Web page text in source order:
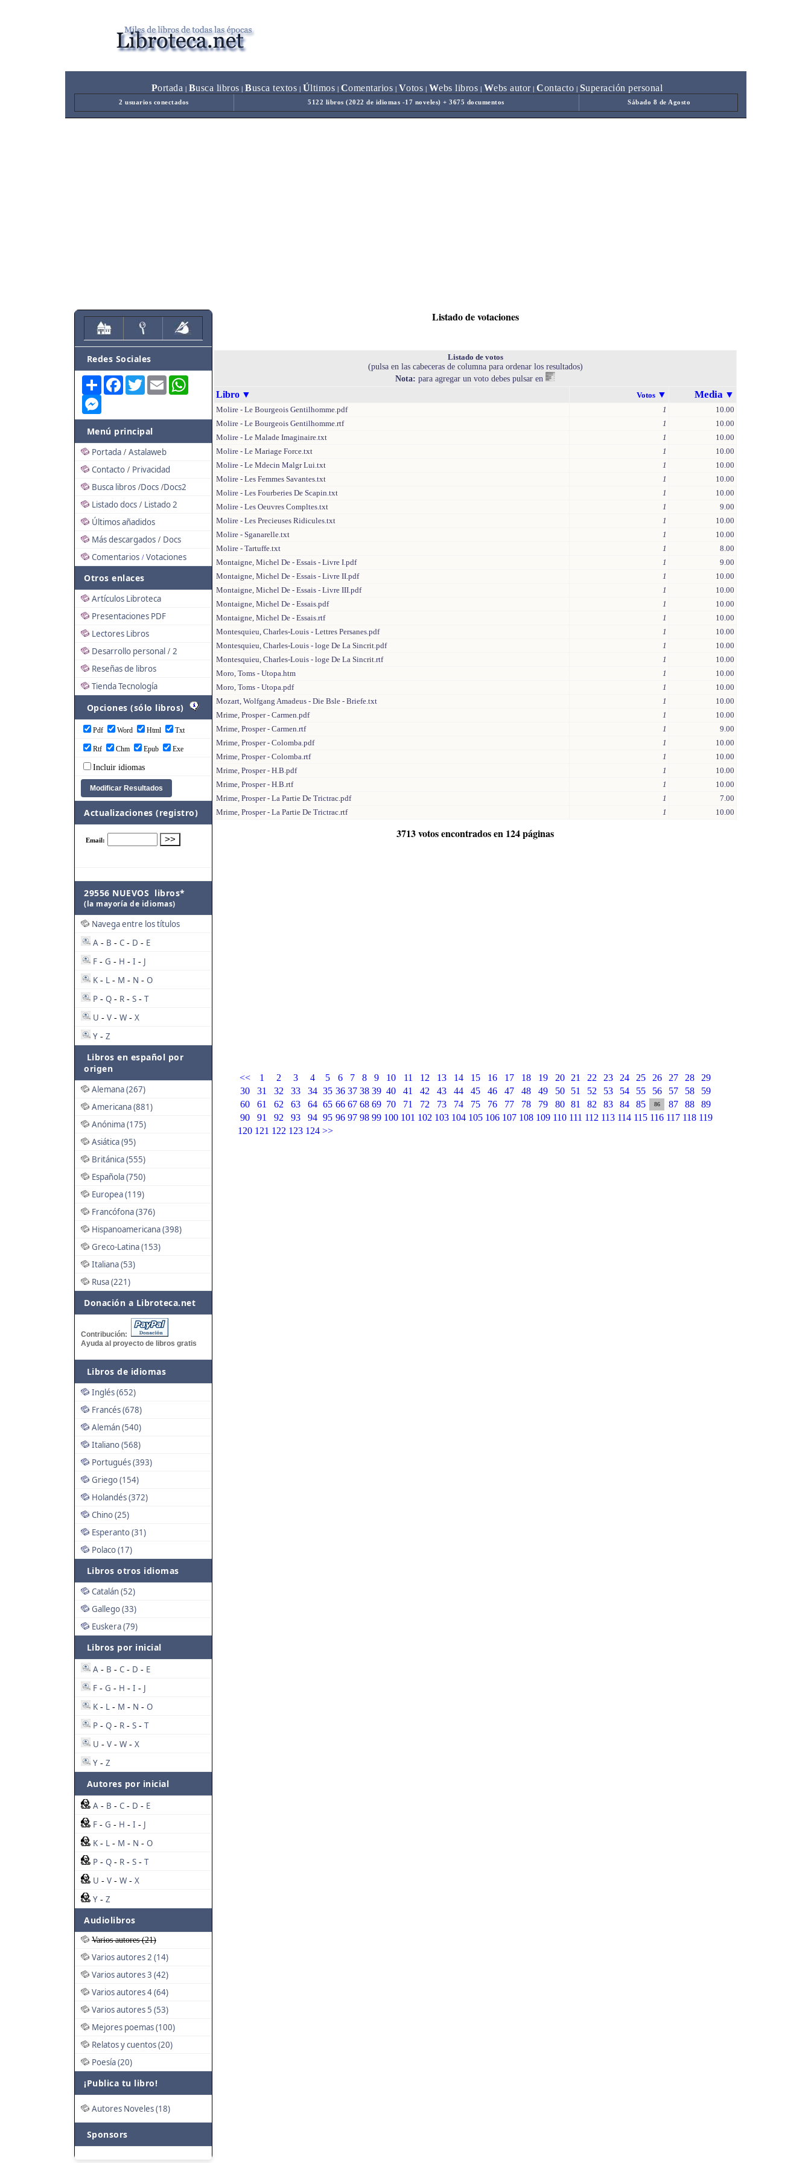
Portada Busca libros Busca textos Últimos Comentarios Votos Webs libros Webs autor| Contacto Superación personal
2 usuarios conectados 5122 libros (2022 de idiomas -17 noveles) + 3675 documentos Sábado 8 de Agosto
Redes Sociales
Share FacebookTwitterEmail
Menú principal
Portada / Astalaweb
Contacto / Privacidad
Busca libros /Docs /Docs2
Listado docs / Listado 2
Últimos añadidos
Más descargados / Docs
Comentarios / Votaciones
Otros enlaces
Artículos Libroteca
Presentaciones PDF
Lectores Libros
Desarrollo personal / 2
Reseñas de libros
Tienda Tecnología
Opciones (sólo libros)
Pdf Word Html Txt
Rtf Chm Epub Exe
Incluir idiomas
Actualizaciones (registro)
29556 NUEVOS libros*
(la mayoría de idiomas)
Navega entre los títulos
A - B - C - D - E
F - G - H - I - J
K - L - M - N - O
P - Q - R - S - T
U - V - W - X
Y - Z
Libros en español por
origen
Alemana (267)
Americana (881)
Anónima (175)
Asiática (95)
Británica (555)
Española (750)
Europea (119)
Francófona (376)
Hispanoamericana (398)
Greco-Latina (153)
Italiana (53)
Rusa (221)
Donación a Libroteca.net
Contribución:
Ayuda al proyecto de libros gratis
Libros de idiomas
Inglés (652)
Francés (678)
Alemán (540)
Italiano (568)
Portugués (393)
Griego (154)
Holandés (372)
Chino (25)
Esperanto (31)
Polaco (17)
Libros otros idiomas
Catalán (52)
Gallego (33)
Euskera (79)
Libros por inicial
A - B - C - D - E
F - G - H - I - J
K - L - M - N - O
P - Q - R - S - T
U - V - W - X
Y - Z
Autores por inicial
A - B - C - D - E
F - G - H - I - J
K - L - M - N - O
P - Q - R - S - T
U - V - W - X
Y - Z
Audiolibros
Varios autores (21)
Varios autores 2 (14)
Varios autores 3 (42)
Varios autores 4 (64)
Varios autores 5 (53)
Mejores poemas (100)
Relatos y cuentos (20)
Poesía (20)
¡Publica tu libro!
Autores Noveles (18)
Sponsors
Listado de votaciones
Listado de votos
(pulsa en las cabeceras de columna para ordenar los resultados)
Nota: para agregar un voto debes pulsar en
Libro ▼ Votos ▼ Media ▼
Molire - Le Bourgeois Gentilhomme.pdf 1
10.00
Molire - Le Bourgeois Gentilhomme.rtf
1
10.00
Molire - Le Malade Imaginaire.txt
1
10.00
Molire - Le Mariage Force.txt
1
10.00
Molire - Le Mdecin Malgr Lui.txt
1
10.00
Molire - Les Femmes Savantes.txt
1
10.00
Molire - Les Fourberies De Scapin.txt
1
10.00
Molire - Les Oeuvres Compltes.txt
1
9.00
Molire - Les Precieuses Ridicules.txt
1
10.00
Molire - Sganarelle.txt
1
10.00
Molire - Tartuffe.txt
1
8.00
Montaigne, Michel De - Essais - Livre I.pdf
1
9.00
Montaigne, Michel De - Essais - Livre II.pdf
1
10.00
Montaigne, Michel De - Essais - Livre III.pdf
1
10.00
Montaigne, Michel De - Essais.pdf
1
10.00
Montaigne, Michel De - Essais.rtf
1
10.00
Montesquieu, Charles-Louis - Lettres Persanes.pdf
1
10.00
Montesquieu, Charles-Louis - loge De La Sincrit.pdf
1
10.00
Montesquieu, Charles-Louis - loge De La Sincrit.rtf
1
10.00
Moro, Toms - Utopa.htm
1
10.00
Moro, Toms - Utopa.pdf
1
10.00
Mozart, Wolfgang Amadeus - Die Bsle - Briefe.txt
1
10.00
Mrime, Prosper - Carmen.pdf
1
10.00
Mrime, Prosper - Carmen.rtf
1
9.00
Mrime, Prosper - Colomba.pdf
1
10.00
Mrime, Prosper - Colomba.rtf
1
10.00
Mrime, Prosper - H.B.pdf
1
10.00
Mrime, Prosper - H.B.rtf
1
10.00
Mrime, Prosper - La Partie De Trictrac.pdf
1
7.00
Mrime, Prosper - La Partie De Trictrac.rtf
1 10.00
3713 votos encontrados en 124 páginas
<< 1 2 3 4 5 6 7 8 9 10 11 12 13 14 15 16 17 18 19 20 21 22 23 24 25 26 27 28
29
30
31 32 33 34 35 36 37 38 39 40 41 42 43 44 45 46 47 48 49 50 51 52 53 54 55 56 57 58
59
60
61 62 63 64 65 66 67 68 69 70 71 72 73 74 75 76 77 78 79 80 81 82 83 84 85 86 87 88
89
90
91 92 93 94 95 96 97 98 99 100 101 102 103 104 105 106 107 108 109 110 111 112 113 114 115 116 117 118 119
120 121 122 123 124 >>